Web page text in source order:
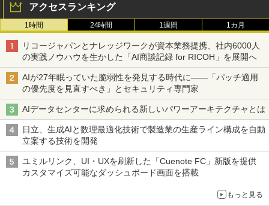
アクセスランキング
1時間 24時間 1週間 1カ月
リコージャパンとナレッジワークが資本業務提携、社内6000人
の実践ノウハウを生かした「AI商談記録 for RICOH」を展開へ
AIが27年眠っていた脆弱性を発見する時代に――「パッチ適用
の優先度を見直すべき」とセキュリティ専門家
AIデータセンターに求められる新しいパワーアーキテクチャとは
日立、生成AIと数理最適化技術で製造業の生産ライン構成を自動
立案する技術を開発
ユミルリンク、UI・UXを刷新した「Cuenote FC」新版を提供
カスタマイズ可能なダッシュボード画面を搭載
もっと見る